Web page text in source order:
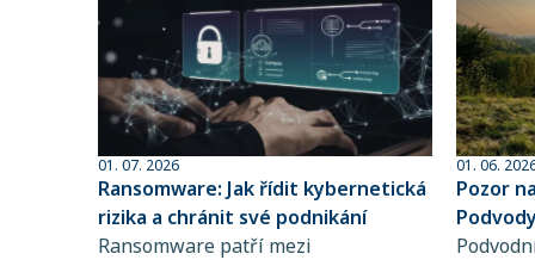
01. 07. 2026
Ransomware: Jak řídit kybernetická
rizika a chránit své podnikání
Ransomware patří mezi
01. 06.
Pozor